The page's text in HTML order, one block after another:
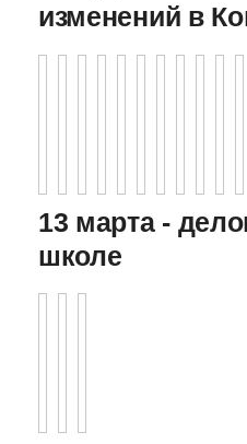
изменений в
13 марта -
школе